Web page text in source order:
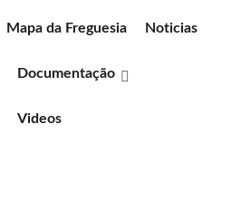
Mapa da Freguesia Noticias
Documentação
Videos